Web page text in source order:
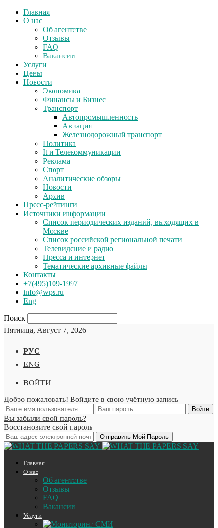
Главная
О нас
Об агентстве
Отзывы
FAQ
Вакансии
Услуги
Цены
Новости
Экономика
Финансы и Бизнес
Транспорт
Автопромышленность
Авиация
Железнодорожный транспорт
Политика
It и Телекоммуникации
Реклама
Спорт
Аналитические обзоры
Новости
Архив
Пресс-рейтинги
Источники информации
Список периодических изданий, выходящих в
Москве
Список российской региональной печати
Телевидение и радио
Пресса и интернет
Тематические архивные файлы
Контакты
+7(495)109-1997
info@wps.ru
Eng
Поиск
Пятница, Август 7, 2026
РУС
ENG
ВОЙТИ
Добро пожаловать! Войдите в свою учётную запись
Вы забыли свой пароль?
Восстановите свой пароль
Главная
О нас
Об агентстве
Отзывы
FAQ
Вакансии
Услуги